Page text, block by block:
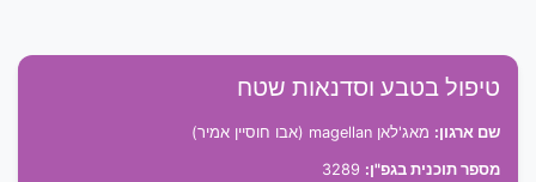
טיפול בטבע וסדנאות שטח
שם ארגון: מאג'לאן magellan (אבו חוסיין אמיר)
מספר תוכנית בגפ"ן: